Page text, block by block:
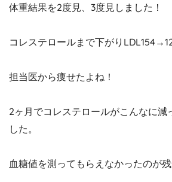
体重結果を2度見、3度見しました！
コレステロールまで下がり
担当医から痩せたよね！
2ヶ月でコレステロールがこんなに減
した。
血糖値を測ってもらえなかったのが残